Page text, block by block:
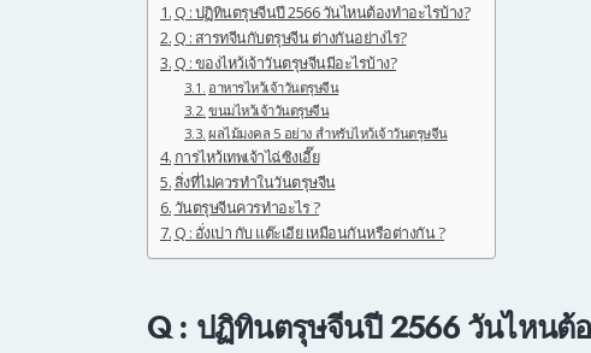
Q : ปฏิทินตรุษจีนปี 2566 วันไหนต้องทำอะไรบ้าง?
Q : สารทจีนกับตรุษจีน ต่างกันอย่างไร?
Q : ของไหว้เจ้าวันตรุษจีนมีอะไรบ้าง?
อาหารไหว้เจ้าวันตรุษจีน
ขนมไหว้เจ้าวันตรุษจีน
ผลไม้มงคล 5 อย่าง สำหรับไหว้เจ้าวันตรุษจีน
การไหว้เทพเจ้าไฉ่ซิงเอี๊ย
สิ่งที่ไม่ควรทำในวันตรุษจีน
วันตรุษจีนควรทำอะไร ?
Q : อั่งเปา กับ แต๊ะเอีย เหมือนกันหรือต่างกัน ?
Q : ปฏิทินตรุษจีนปี 2566 วันไหนต้